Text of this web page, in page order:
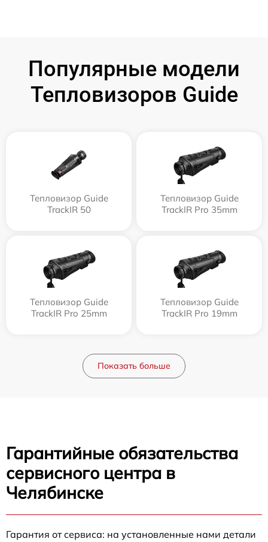
Популярные модели
Тепловизоров Guide
Тепловизор Guide
TrackIR 50
Тепловизор Guide
TrackIR Pro 35mm
Тепловизор Guide
TrackIR Pro 25mm
Тепловизор Guide
TrackIR Pro 19mm
Показать больше
Гарантийные обязательства
сервисного центра в
Челябинске
Гарантия от сервиса: на установленные нами детали